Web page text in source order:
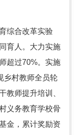
综合改革实验
育人。大力实施
超过70%。实施
乡村教师全员轮
教师提升培训、
义务教育学校骨
金，累计奖励资